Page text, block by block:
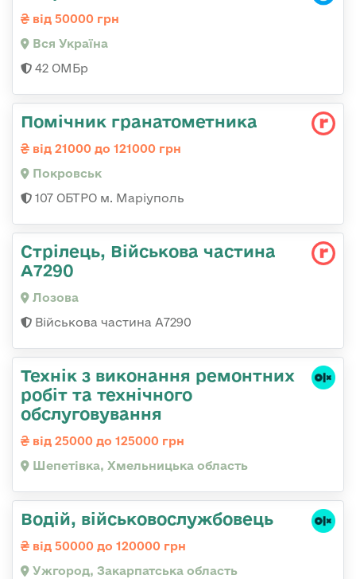
від 50000 грн
Вся Україна
42 ОМБр
Помічник гранатометника
від 21000 до 121000 грн
Покровськ
107 ОБТРО м. Маріуполь
Стрілець, Військова частина
А7290
Лозова
Військова частина А7290
Технік з виконання ремонтних
робіт та технічного
обслуговування
від 25000 до 125000 грн
Шепетівка, Хмельницька область
Водій, військовослужбовець
від 50000 до 120000 грн
Ужгород, Закарпатська область